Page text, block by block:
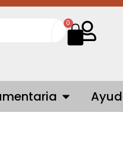
0
Cart
OPEN